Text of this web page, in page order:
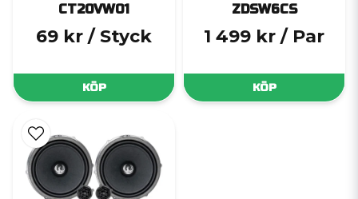
CT20VW01
69 kr / Styck
KÖP
ZDSW6CS
1 499 kr / Par
KÖP